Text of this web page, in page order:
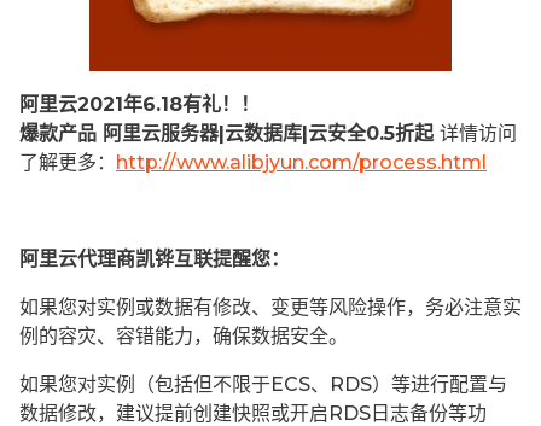
阿里云2021年6.18有礼！！
爆款产品 阿里云服务器|云数据库|云安全0.5折起 详情访问
了解更多： http://www.alibjyun.com/process.html
阿里云代理商凯铧互联提醒您：
如果您对实例或数据有修改、变更等风险操作，务必注意实
例的容灾、容错能力，确保数据安全。
如果您对实例（包括但不限于ECS、RDS）等进行配置与
数据修改，建议提前创建快照或开启RDS日志备份等功